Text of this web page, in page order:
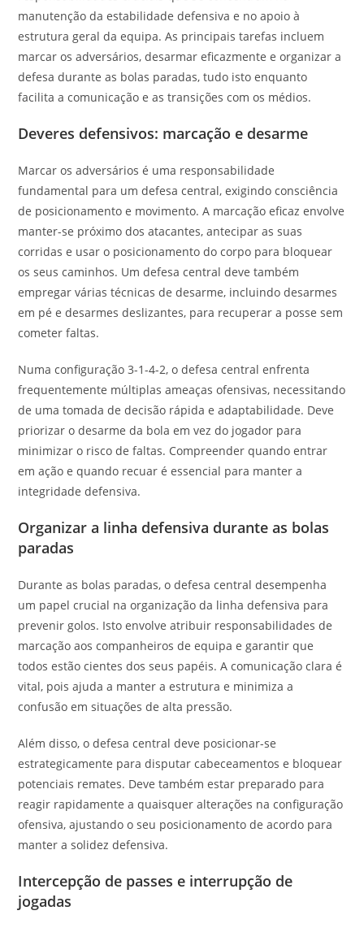
manutenção da estabilidade defensiva e no apoio à
estrutura geral da equipa. As principais tarefas incluem
marcar os adversários, desarmar eficazmente e organizar a
defesa durante as bolas paradas, tudo isto enquanto
facilita a comunicação e as transições com os médios.
Deveres defensivos: marcação e desarme
Marcar os adversários é uma responsabilidade
fundamental para um defesa central, exigindo consciência
de posicionamento e movimento. A marcação eficaz envolve
manter-se próximo dos atacantes, antecipar as suas
corridas e usar o posicionamento do corpo para bloquear
os seus caminhos. Um defesa central deve também
empregar várias técnicas de desarme, incluindo desarmes
em pé e desarmes deslizantes, para recuperar a posse sem
cometer faltas.
Numa configuração 3-1-4-2, o defesa central enfrenta
frequentemente múltiplas ameaças ofensivas, necessitando
de uma tomada de decisão rápida e adaptabilidade. Deve
priorizar o desarme da bola em vez do jogador para
minimizar o risco de faltas. Compreender quando entrar
em ação e quando recuar é essencial para manter a
integridade defensiva.
Organizar a linha defensiva durante as bolas
paradas
Durante as bolas paradas, o defesa central desempenha
um papel crucial na organização da linha defensiva para
prevenir golos. Isto envolve atribuir responsabilidades de
marcação aos companheiros de equipa e garantir que
todos estão cientes dos seus papéis. A comunicação clara é
vital, pois ajuda a manter a estrutura e minimiza a
confusão em situações de alta pressão.
Além disso, o defesa central deve posicionar-se
estrategicamente para disputar cabeceamentos e bloquear
potenciais remates. Deve também estar preparado para
reagir rapidamente a quaisquer alterações na configuração
ofensiva, ajustando o seu posicionamento de acordo para
manter a solidez defensiva.
Intercepção de passes e interrupção de
jogadas